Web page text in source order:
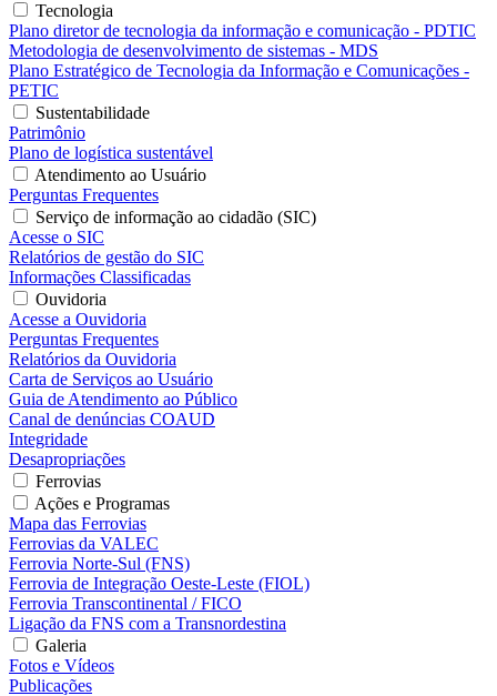
Tecnologia
Plano diretor de tecnologia da informação e comunicação - PDTIC
Metodologia de desenvolvimento de sistemas - MDS
Plano Estratégico de Tecnologia da Informação e Comunicações -
PETIC
Sustentabilidade
Patrimônio
Plano de logística sustentável
Atendimento ao Usuário
Perguntas Frequentes
Serviço de informação ao cidadão (SIC)
Acesse o SIC
Relatórios de gestão do SIC
Informações Classificadas
Ouvidoria
Acesse a Ouvidoria
Perguntas Frequentes
Relatórios da Ouvidoria
Carta de Serviços ao Usuário
Guia de Atendimento ao Público
Canal de denúncias COAUD
Integridade
Desapropriações
Ferrovias
Ações e Programas
Mapa das Ferrovias
Ferrovias da VALEC
Ferrovia Norte-Sul (FNS)
Ferrovia de Integração Oeste-Leste (FIOL)
Ferrovia Transcontinental / FICO
Ligação da FNS com a Transnordestina
Galeria
Fotos e Vídeos
Publicações